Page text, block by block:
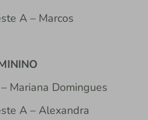
A – Marcos
Mariana Domingues
A – Alexandra